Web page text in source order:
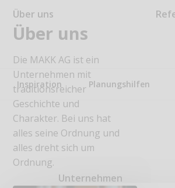
Über uns
Über uns
Die MAKK AG ist ein
Unternehmen mit
traditionsreicher
Geschichte und
Charakter. Bei uns hat
alles seine Ordnung und
alles dreht sich um
Ordnung.
Unternehmen
Inspiration Planungshilfen